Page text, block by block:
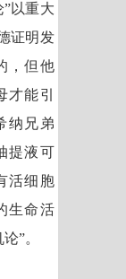
”以重大
证明发
，但他
能引
纳兄弟
提液可
活细胞
生命活
”。